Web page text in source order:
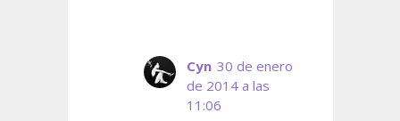
Cyn 30 de enero
de 2014 a las
11:06